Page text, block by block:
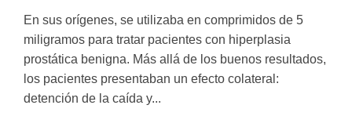
En sus orígenes, se utilizaba en comprimidos de 5
miligramos para tratar pacientes con hiperplasia
prostática benigna. Más allá de los buenos resultados,
los pacientes presentaban un efecto colateral:
detención de la caída y...